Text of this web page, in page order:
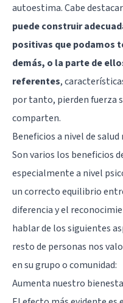
autoestima. Cabe
puede construir
positivas que podamos
demás, o la parte de
referentes,
por tanto, pierden fuerza
comparten.
Beneficios a nivel de
Son varios los beneficios
especialmente a nivel
un correcto equilibrio
diferencia y el
hablar de los siguientes
resto de personas nos
en su grupo o comunidad:
Aumenta nuestro